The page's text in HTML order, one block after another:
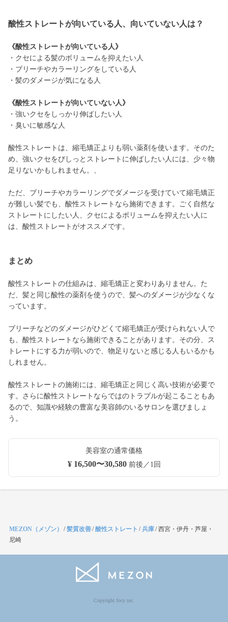
酸性ストレートが向いている人、向いていない人は？
《酸性ストレートが向いている人》
・クセによる髪のボリュームを抑えたい人
・ブリーチやカラーリングをしている人
・髪のダメージが気になる人
《酸性ストレートが向いていない人》
・強いクセをしっかり伸ばしたい人
・臭いに敏感な人
酸性ストレートは、縮毛矯正よりも弱い薬剤を使います。そのた
め、強いクセをびしっとストレートに伸ばしたい人には、少々物
足りないかもしれません。、
ただ、ブリーチやカラーリングでダメージを受けていて縮毛矯正
が難しい髪でも、酸性ストレートなら施術できます。ごく自然な
ストレートにしたい人、クセによるボリュームを抑えたい人に
は、酸性ストレートがオススメです。
まとめ
酸性ストレートの仕組みは、縮毛矯正と変わりありません。た
だ、髪と同じ酸性の薬剤を使うので、髪へのダメージが少なくな
っています。
ブリーチなどのダメージがひどくて縮毛矯正が受けられない人で
も、酸性ストレートなら施術できることがあります。その分、ス
トレートにする力が弱いので、物足りないと感じる人もいるかも
しれません。
酸性ストレートの施術には、縮毛矯正と同じく高い技術が必要で
す。さらに酸性ストレートならではのトラブルが起こることもあ
るので、知識や経験の豊富な美容師のいるサロンを選びましょ
う。
美容室の通常価格
¥ 16,500〜30,580前後／1回
MEZON（メゾン） /髪質改善/酸性ストレート /兵庫/西宮・伊丹・芦屋・
尼崎
Copyright Jocy inc.